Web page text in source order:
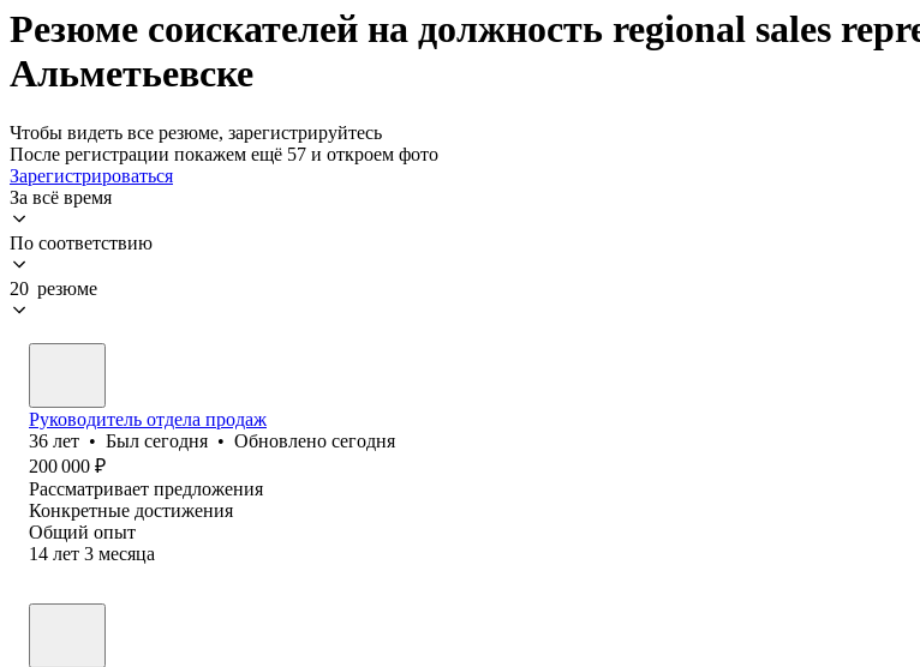
Резюме соискателей на должность regional sales
Альметьевске
Чтобы видеть все резюме, зарегистрируйтесь
После регистрации покажем ещё 57 и откроем фото
Зарегистрироваться
За всё время
По соответствию
20 резюме
Руководитель отдела продаж
36 лет • Был сегодня • Обновлено сегодня
200 000 ₽
Рассматривает предложения
Конкретные достижения
Общий опыт
14 лет 3 месяца